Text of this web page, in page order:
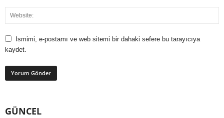
Ismimi, e-postamı ve web sitemi bir dahaki sefere bu tarayıcıya
kaydet.
GÜNCEL